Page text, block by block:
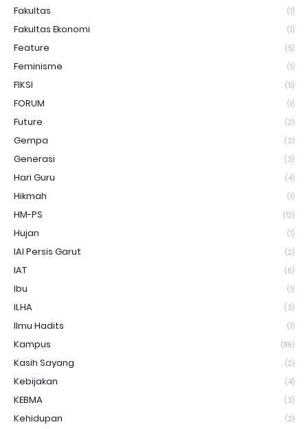
Fakultas (1)
Fakultas Ekonomi (1)
Feature (5)
Feminisme (1)
FIKSI (5)
FORUM (1)
Future (2)
Gempa (3)
Generasi (3)
Hari Guru (4)
Hikmah (1)
HM-PS (12)
Hujan (1)
IAI Persis Garut (2)
IAT (6)
Ibu (1)
ILHA (3)
Ilmu Hadits (1)
Kampus (86)
Kasih Sayang (2)
Kebijakan (4)
KEBMA (3)
Kehidupan (2)